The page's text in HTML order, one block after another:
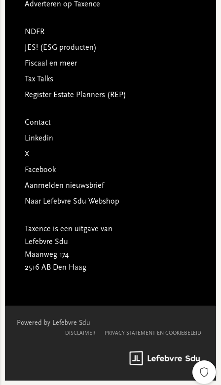
Adverteren op Taxence
NDFR
JES! (ESG producten)
Fiscaal en meer
Tax Talks
Register Estate Planners (REP)
Contact
Linkedin
X
Facebook
Aanmelden nieuwsbrief
Naar Lefebvre Sdu Webshop
Taxence is een uitgave van
Lefebvre Sdu
Maanweg 174
2516 AB Den Haag
Powered by Lefebvre Sdu
DISCLAIMER PRIVACY STATEMENT EN COOKIEBELEID